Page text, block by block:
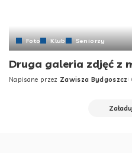
Foto Klub Seniorzy
Druga galeria zdjęć z
Posted
Napisane przez Zawisza Bydgoszcz